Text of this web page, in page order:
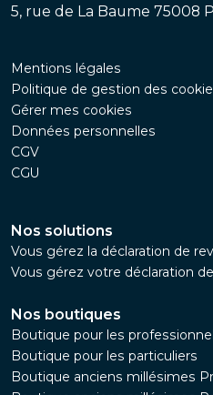
5, rue de La Baume 75008
Mentions légales
Politique de gestion des
Gérer mes cookies
Données personnelles
CGV
CGU
Nos solutions
Vous gérez la déclaration de
Vous gérez votre déclaration
Nos boutiques
Boutique pour les
Boutique pour les particuliers
Boutique anciens millésimes